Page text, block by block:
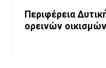
Περιφέρεια
ορεινών